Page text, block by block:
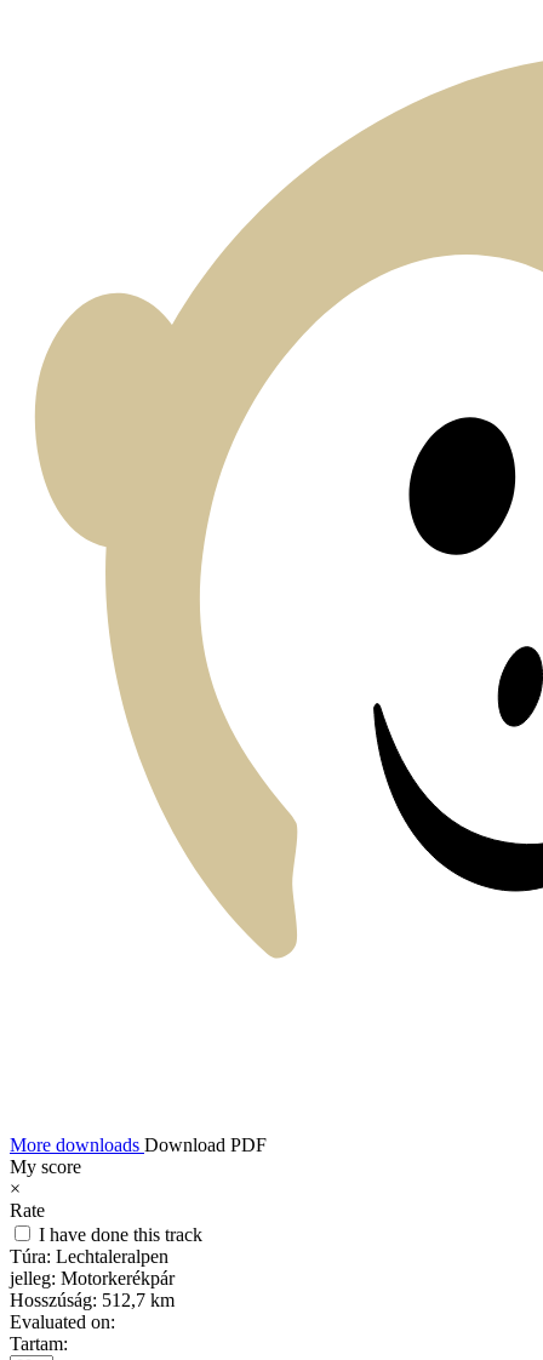
More downloads Download PDF
My score
×
Rate
I have done this track
Túra: Lechtaleralpen
jelleg: Motorkerékpár
Hosszúság: 512,7 km
Evaluated on:
Tartam: